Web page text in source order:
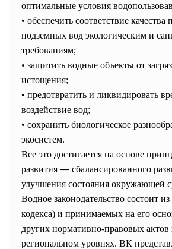
оптимальные условия
• обеспечить соответствие
подземных вод экологическим и
требованиям;
• защитить водные объекты от
истощения;
• предотвратить и ликвидировать
воздействие вод;
• сохранить биологическое
экосистем.
Все это достигается на основе
развития — сбалансированного
улучшения состояния окружающей
Водное законодательство состоит
кодекса) и принимаемых на его
других нормативно-правовых
региональном уровнях. ВК